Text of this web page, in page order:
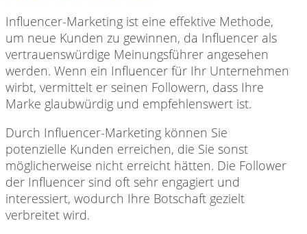
Influencer-Marketing ist eine effektive Methode,
um neue Kunden zu gewinnen, da Influencer als
vertrauenswürdige Meinungsführer angesehen
werden. Wenn ein Influencer für Ihr Unternehmen
wirbt, vermittelt er seinen Followern, dass Ihre
Marke glaubwürdig und empfehlenswert ist.
Durch Influencer-Marketing können Sie
potenzielle Kunden erreichen, die Sie sonst
möglicherweise nicht erreicht hätten. Die Follower
der Influencer sind oft sehr engagiert und
interessiert, wodurch Ihre Botschaft gezielt
verbreitet wird.